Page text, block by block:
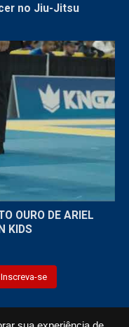
no Jiu-Jitsu
...
OURO DE ARIEL
KIDS
Inscreva-se